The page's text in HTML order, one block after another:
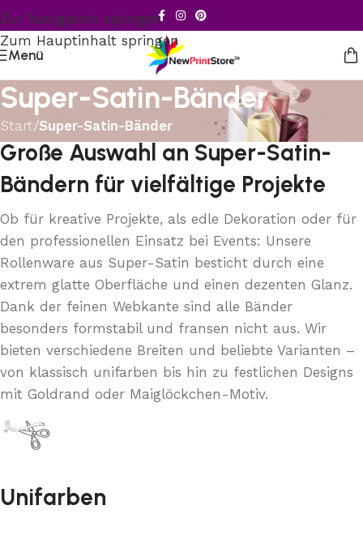
Zur Navigation springen
Zum Hauptinhalt springen
Menü
Super-Satin-Bänder
Start/Super-Satin-Bänder
Große Auswahl an Super-Satin-
Bändern für vielfältige Projekte
Ob für kreative Projekte, als edle Dekoration oder für
den professionellen Einsatz bei Events: Unsere
Rollenware aus Super-Satin besticht durch eine
extrem glatte Oberfläche und einen dezenten Glanz.
Dank der feinen Webkante sind alle Bänder
besonders formstabil und fransen nicht aus. Wir
bieten verschiedene Breiten und beliebte Varianten –
von klassisch unifarben bis hin zu festlichen Designs
mit Goldrand oder Maiglöckchen-Motiv.
Unifarben